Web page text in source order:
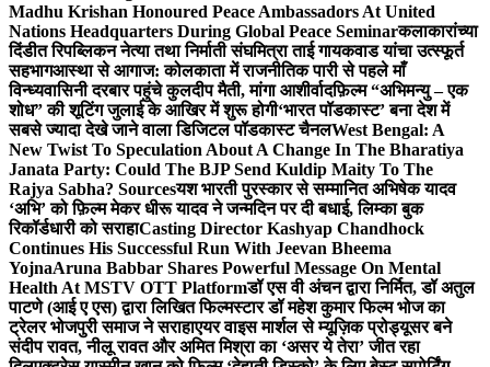
Madhu Krishan Honoured Peace Ambassadors At United
Nations Headquarters During Global Peace Seminarकलाकारांच्या
दिंडीत रिपब्लिकन नेत्या तथा निर्माती संघमित्रा ताई गायकवाड यांचा उत्स्फूर्त
सहभागआस्था से आगाज: कोलकाता में राजनीतिक पारी से पहले माँ
विन्ध्यवासिनी दरबार पहुंचे कुलदीप मैती, मांगा आशीर्वादफ़िल्म “अभिमन्यु – एक
शोध” की शूटिंग जुलाई के आखिर में शुरू होगी‘भारत पॉडकास्ट’ बना देश में
सबसे ज्यादा देखे जाने वाला डिजिटल पॉडकास्ट चैनलWest Bengal: A
New Twist To Speculation About A Change In The Bharatiya
Janata Party: Could The BJP Send Kuldip Maity To The
Rajya Sabha? Sourcesयश भारती पुरस्कार से सम्मानित अभिषेक यादव
‘अभि’ को फ़िल्म मेकर धीरू यादव ने जन्मदिन पर दी बधाई, लिम्का बुक
रिकॉर्डधारी को सराहाCasting Director Kashyap Chandhock
Continues His Successful Run With Jeevan Bheema
YojnaAruna Babbar Shares Powerful Message On Mental
Health At MSTV OTT Platformडॉ एस वी अंचन द्वारा निर्मित, डॉ अतुल
पाटणे (आई ए एस) द्वारा लिखित फिल्मस्टार डॉ महेश कुमार फिल्म भोज का
ट्रेलर भोजपुरी समाज ने सराहाएयर वाइस मार्शल से म्यूज़िक प्रोड्यूसर बने
संदीप रावत, नीलू रावत और अमित मिश्रा का ‘असर ये तेरा’ जीत रहा